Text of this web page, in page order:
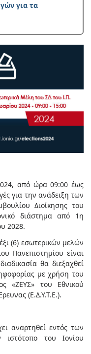
για τα
από ώρα 09:00 έως
για την ανάδειξη των
Διοίκησης του
διάστημα από 1η
2028.
(6) εσωτερικών μελών
Πανεπιστημίου είναι
θα διεξαχθεί
με χρήση του
«ΖΕΥΣ» του Εθνικού
(Ε.Δ.Υ.Τ.Ε.).
αναρτηθεί εντός των
ιστότοπο του Ιονίου